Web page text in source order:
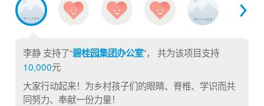
李静支持了“碧桂园集团办公室”， 共为该项目支持
10,000元
大家行动起来！为乡村孩子们的眼睛、脊椎、学识而共
同努力、奉献一份力量！